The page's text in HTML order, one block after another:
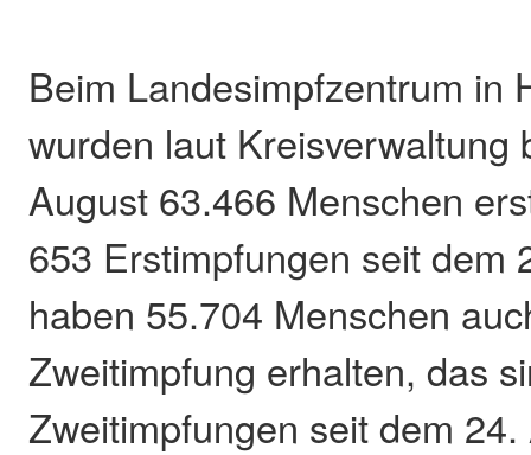
Beim Landesimpfzentrum in
wurden laut Kreisverwaltung
August 63.466 Menschen
653 Erstimpfungen seit dem
haben 55.704 Menschen
Zweitimpfung erhalten, das
Zweitimpfungen seit dem